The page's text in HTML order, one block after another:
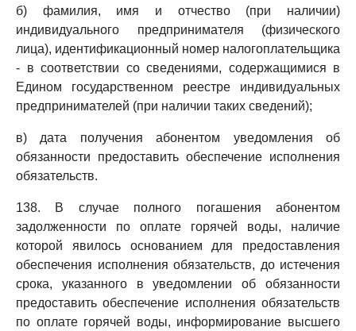
б) фамилия, имя и отчество (при наличии)
индивидуального предпринимателя (физического
лица), идентификационный номер налогоплательщика
- в соответствии со сведениями, содержащимися в
Едином государственном реестре индивидуальных
предпринимателей (при наличии таких сведений);
в) дата получения абонентом уведомления об
обязанности предоставить обеспечение исполнения
обязательств.
138. В случае полного погашения абонентом
задолженности по оплате горячей воды, наличие
которой явилось основанием для предоставления
обеспечения исполнения обязательств, до истечения
срока, указанного в уведомлении об обязанности
предоставить обеспечение исполнения обязательств
по оплате горячей воды, информирование высшего